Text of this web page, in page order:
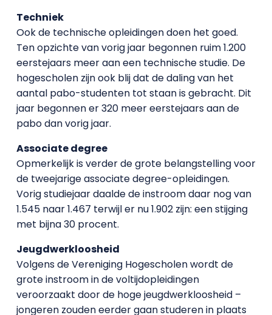
Techniek
Ook de technische opleidingen doen het goed.
Ten opzichte van vorig jaar begonnen ruim 1.200
eerstejaars meer aan een technische studie. De
hogescholen zijn ook blij dat de daling van het
aantal pabo-studenten tot staan is gebracht. Dit
jaar begonnen er 320 meer eerstejaars aan de
pabo dan vorig jaar.
Associate degree
Opmerkelijk is verder de grote belangstelling voor
de tweejarige associate degree-opleidingen.
Vorig studiejaar daalde de instroom daar nog van
1.545 naar 1.467 terwijl er nu 1.902 zijn: een stijging
met bijna 30 procent.
Jeugdwerkloosheid
Volgens de Vereniging Hogescholen wordt de
grote instroom in de voltijdopleidingen
veroorzaakt door de hoge jeugdwerkloosheid –
jongeren zouden eerder gaan studeren in plaats